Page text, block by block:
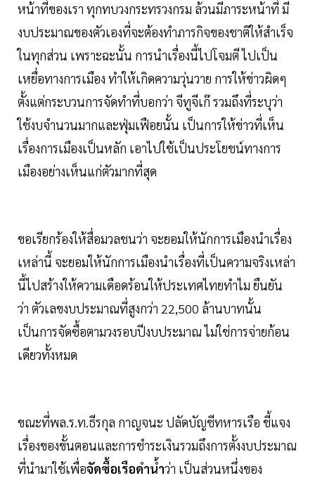
หน้าที่ของเรา ทุกทบวงกระทรวงกรม ล้วนมีภาระหน้าที่ มี
งบประมาณของตัวเองที่จะต้องทำภารกิจของชาติให้สำเร็จ
ในทุกส่วน เพราะฉะนั้น การนำเรื่องนี้ไปโจมตี ไปเป็น
เหยื่อทางการเมือง ทำให้เกิดความวุ่นวาย การให้ข่าวผิดๆ
ตั้งแต่กระบวนการจัดทำที่บอกว่า จีทูจีเก๊ รวมถึงที่ระบุว่า
ใช้งบจำนวนมากและฟุ่มเฟือยนั้น เป็นการให้ข่าวที่เห็น
เรื่องการเมืองเป็นหลัก เอาไปใช้เป็นประโยชน์ทางการ
เมืองอย่างเห็นแก่ตัวมากที่สุด
ขอเรียกร้องให้สื่อมวลชนว่า จะยอมให้นักการเมืองนำเรื่อง
เหล่านี้ จะยอมให้นักการเมืองนำเรื่องที่เป็นความจริงเหล่า
นี้ไปสร้างให้ความเดือดร้อนให้ประเทศไทยทำไม ยืนยัน
ว่า ตัวเลขงบประมาณที่สูงกว่า 22,500 ล้านบาทนั้น
เป็นการจัดซื้อตามวงรอบปีงบประมาณ ไม่ใช่การจ่ายก้อน
เดียวทั้งหมด
ขณะที่พล.ร.ท.ธีรกุล กาญจนะ ปลัดบัญชีทหารเรือ ชี้แจง
เรื่องของขั้นตอนและการชำระเงินรวมถึงการตั้งงบประมาณ
ที่นำมาใช้เพื่อจัดซื้อเรือดำน้ำว่า เป็นส่วนหนึ่งของ